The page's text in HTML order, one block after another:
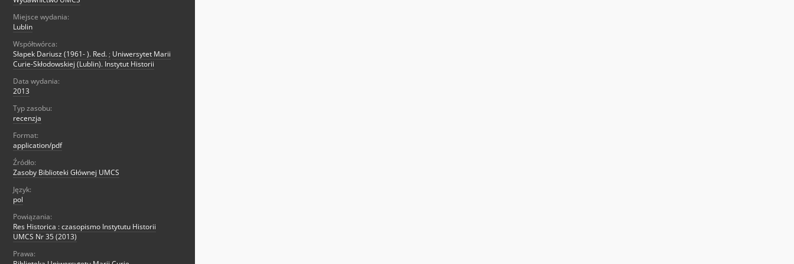
Miejsce wydania:
Lublin
Współtwórca:
Słapek Dariusz (1961- ). Red. ; Uniwersytet Marii
Curie-Skłodowskiej (Lublin). Instytut Historii
Data wydania:
2013
Typ zasobu:
recenzja
Format:
application/pdf
Źródło:
Zasoby Biblioteki Głównej UMCS
Język:
pol
Powiązania:
Res Historica : czasopismo Instytutu Historii
UMCS Nr 35 (2013)
Prawa: